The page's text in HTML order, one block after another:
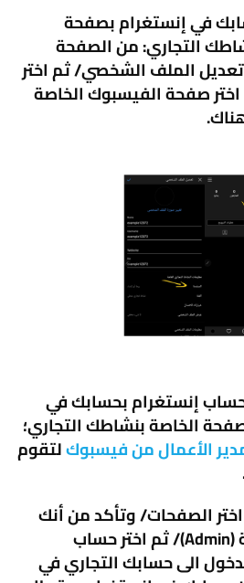
في إنستغرام بصفحة
التجاري: من الصفحة
الملف الشخصي/ ثم اختر
صفحة الفيسبوك الخاصة
حساب إنستغرام بحسابك في
الخاصة بنشاطك التجاري؛
الأعمال من فيسبوكلتقوم
الصفحات/ وتأكد من أنك
(
Admin)/ ثم اختر حساب
الى حسابك التجاري في